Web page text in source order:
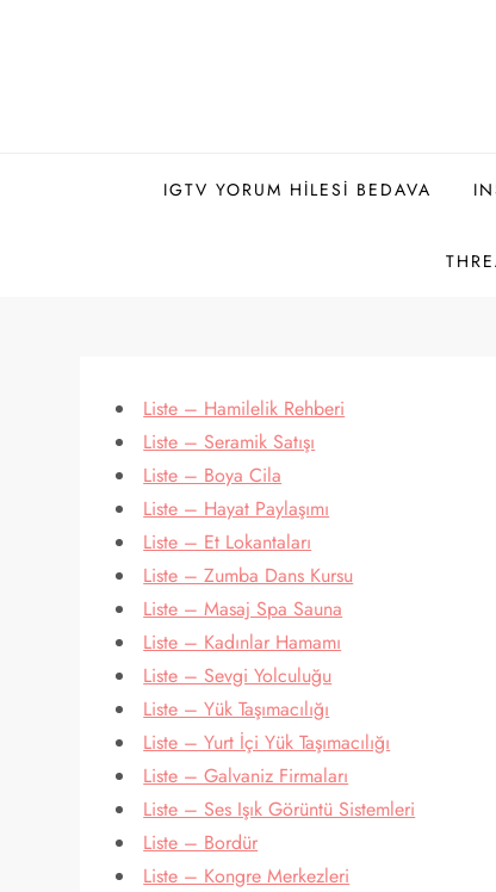
IGTV YORUM HILESI BEDAVA
Liste – Hamilelik Rehberi
Liste – Seramik Satışı
Liste – Boya Cila
Liste – Hayat Paylaşımı
Liste – Et Lokantaları
Liste – Zumba Dans Kursu
Liste – Masaj Spa Sauna
Liste – Kadınlar Hamamı
Liste – Sevgi Yolculuğu
Liste – Yük Taşımacılığı
Liste – Yurt İçi Yük Taşımacılığı
Liste – Galvaniz Firmaları
Liste – Ses Işık Görüntü Sistemleri
Liste – Bordür
Liste – Kongre Merkezleri